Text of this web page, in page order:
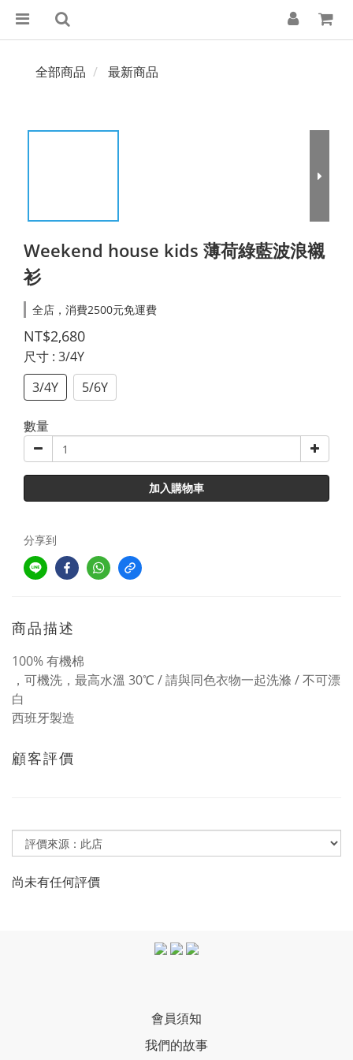
全部商品 最新商品
Weekend house kids 薄荷綠藍波浪襯
衫
全店，消費2500元免運費
NT$2,680
尺寸 : 3/4Y
3/4Y
5/6Y
數量
加入購物車
分享到
商品描述
100% 有機棉
，可機洗，最高水溫 30℃ / 請與同色衣物一起洗滌 / 不可漂
白
西班牙製造
顧客評價
尚未有任何評價
會員須知
我們的故事